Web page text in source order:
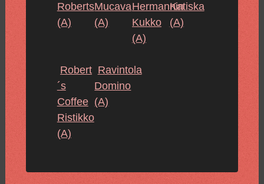
Roberts
(A)
Mucava
(A)
Hermannin
Kukko
(A)
Katiska
(A)
Robert
´s
Coffee
Ristikko
(A)
Ravintola
Domino
(A)